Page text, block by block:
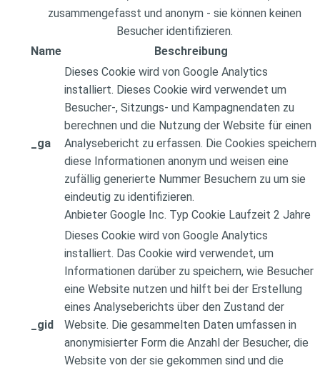
zusammengefasst und anonym - sie können keinen
Besucher identifizieren.
Name
Beschreibung
_ga
Dieses Cookie wird von Google Analytics
installiert. Dieses Cookie wird verwendet um
Besucher-, Sitzungs- und Kampagnendaten zu
berechnen und die Nutzung der Website für einen
Analysebericht zu erfassen. Die Cookies speichern
diese Informationen anonym und weisen eine
zufällig generierte Nummer Besuchern zu um sie
eindeutig zu identifizieren.
Anbieter Google Inc. Typ Cookie Laufzeit 2 Jahre
_gid
Dieses Cookie wird von Google Analytics
installiert. Das Cookie wird verwendet, um
Informationen darüber zu speichern, wie Besucher
eine Website nutzen und hilft bei der Erstellung
eines Analyseberichts über den Zustand der
Website. Die gesammelten Daten umfassen in
anonymisierter Form die Anzahl der Besucher, die
Website von der sie gekommen sind und die